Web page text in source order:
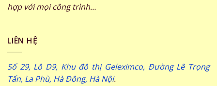
hợp với mọi công trình…
LIÊN HỆ
Số 29, Lô D9, Khu đô thị Geleximco, Đường Lê Trọng
Tấn, La Phù, Hà Đông, Hà Nội.